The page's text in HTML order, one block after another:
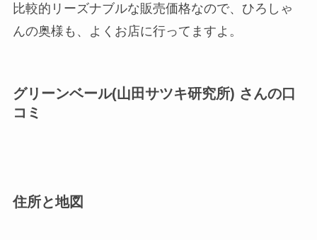
比較的リーズナブルな販売価格なので、ひろしゃ
んの奥様も、よくお店に行ってますよ。
グリーンベール(山田サツキ研究所) さんの口
コミ
住所と地図